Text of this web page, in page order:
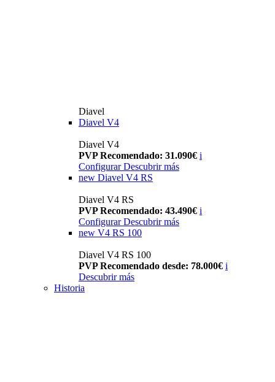
Diavel
Diavel V4
Diavel V4
PVP Recomendado: 31.090€ i
Configurar Descubrir más
new Diavel V4 RS
Diavel V4 RS
PVP Recomendado: 43.490€ i
Configurar Descubrir más
new V4 RS 100
Diavel V4 RS 100
PVP Recomendado desde: 78.000€ i
Descubrir más
Historia